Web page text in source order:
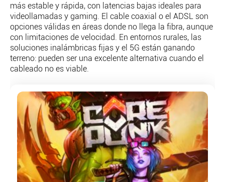
OFERTAS
CLUB PD
ENLACES
MEDIOS
MÁS SERVICIOS
AMÉRICA
ESPAÑA
más estable y rápida, con latencias bajas ideales para
videollamadas y gaming. El cable coaxial o el ADSL son
opciones válidas en áreas donde no llega la fibra, aunque
con limitaciones de velocidad. En entornos rurales, las
soluciones inalámbricas fijas y el 5G están ganando
terreno: pueden ser una excelente alternativa cuando el
cableado no es viable.